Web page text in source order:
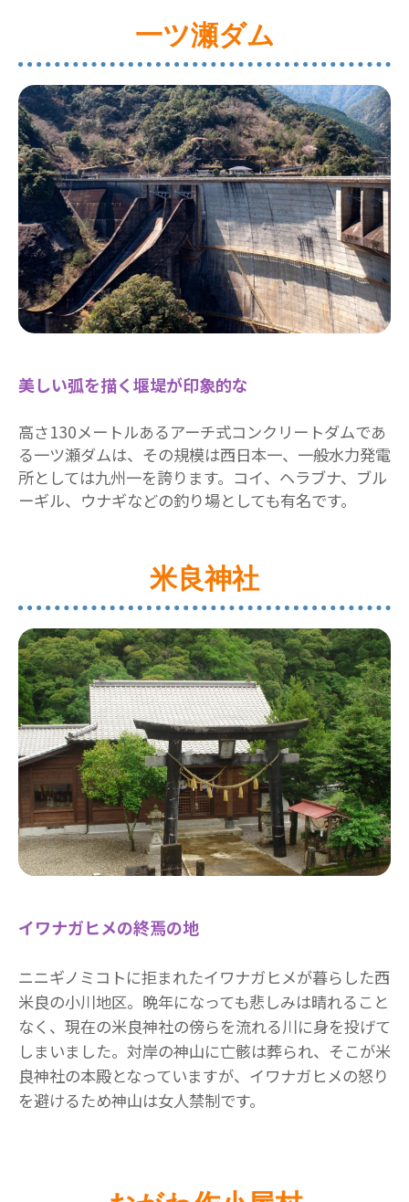
一ツ瀬ダム
美しい弧を描く堰堤が印象的な
高さ130メートルあるアーチ式コンクリートダムであ
る一ツ瀬ダムは、その規模は西日本一、一般水力発電
所としては九州一を誇ります。コイ、ヘラブナ、ブル
ーギル、ウナギなどの釣り場としても有名です。
米良神社
イワナガヒメの終焉の地
ニニギノミコトに拒まれたイワナガヒメが暮らした西
米良の小川地区。晩年になっても悲しみは晴れること
なく、現在の米良神社の傍らを流れる川に身を投げて
しまいました。対岸の神山に亡骸は葬られ、そこが米
良神社の本殿となっていますが、イワナガヒメの怒り
を避けるため神山は女人禁制です。